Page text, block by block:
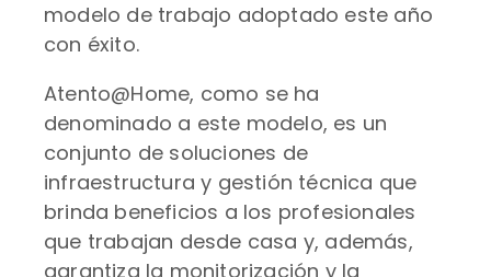
modelo de trabajo adoptado este año
con éxito.
Atento@Home, como se ha
denominado a este modelo, es un
conjunto de soluciones de
infraestructura y gestión técnica que
brinda beneficios a los profesionales
que trabajan desde casa y, además,
garantiza la monitorización y la